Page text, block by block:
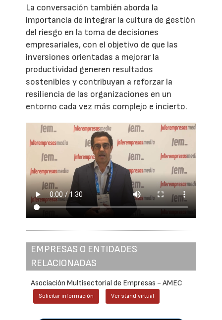
La conversación también aborda la
importancia de integrar la cultura de gestión
del riesgo en la toma de decisiones
empresariales, con el objetivo de que las
inversiones orientadas a mejorar la
productividad generen resultados
sostenibles y contribuyan a reforzar la
resiliencia de las organizaciones en un
entorno cada vez más complejo e incierto.
EMPRESAS O ENTIDADES
RELACIONADAS
Asociación Multisectorial de Empresas - AMEC
Solicitar información Ver stand virtual